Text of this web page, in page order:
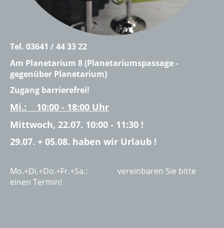
Tel. 03641 / 44 33 22
Am Planetarium 8 (Planetariumspassage -
gegenüber Planetarium)
Zugang barrierefrei!
Mi.: 10:00 - 18:00 Uhr
Mittwoch, 22.07. 10:00 - 11:30 !
29.07. + 05.08. haben wir Urlaub !
Mo.+Di.+Do.+Fr.+Sa.: vereinbaren Sie bitte
einen Termin!